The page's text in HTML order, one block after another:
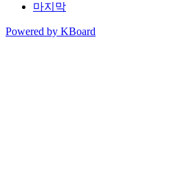
마지막
Powered by KBoard